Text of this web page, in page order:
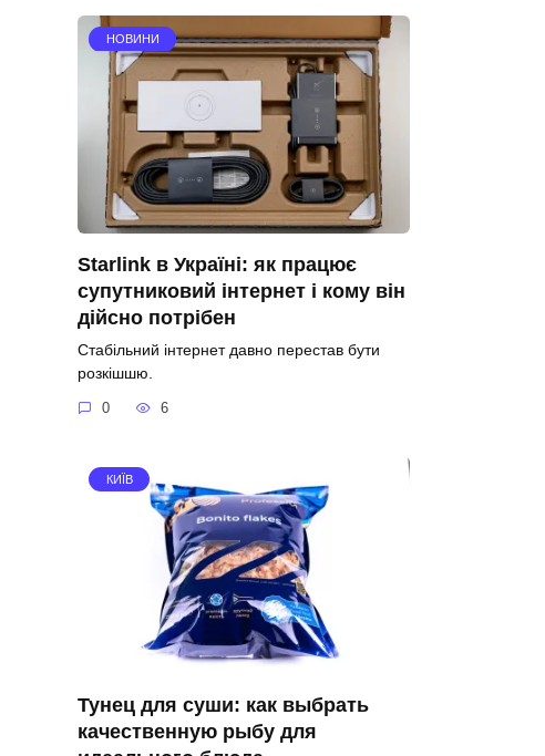
НОВИНИ
Starlink в Україні: як працює
супутниковий інтернет і кому він
дійсно потрібен
Стабільний інтернет давно перестав бути
розкішшю.
0 6
КИЇВ
Тунец для суши: как выбрать
качественную рыбу для